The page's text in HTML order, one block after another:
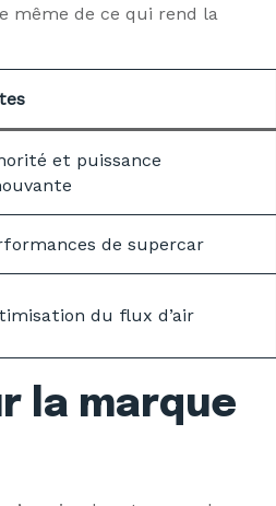
même de ce qui rend la
et puissance
de supercar
du flux d’air
la marque